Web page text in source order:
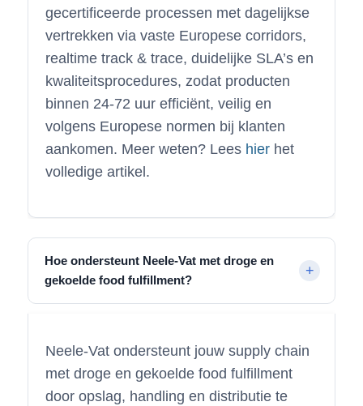
gecertificeerde processen met dagelijkse
vertrekken via vaste Europese corridors,
realtime track & trace, duidelijke SLA’s en
kwaliteitsprocedures, zodat producten
binnen 24-72 uur efficiënt, veilig en
volgens Europese normen bij klanten
aankomen. Meer weten? Lees hier het
volledige artikel.
Hoe ondersteunt Neele-Vat met droge en
gekoelde food fulfillment?
Neele-Vat ondersteunt jouw supply chain
met droge en gekoelde food fulfillment
door opslag, handling en distributie te